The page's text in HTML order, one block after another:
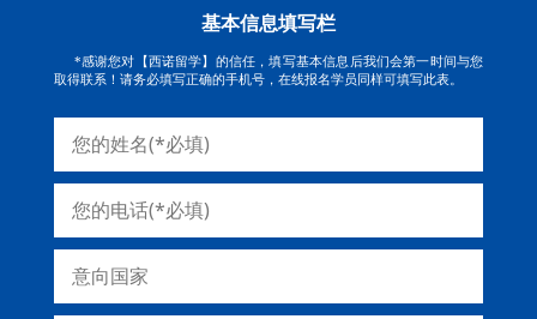
基本信息填写栏
*感谢您对【西诺留学】的信任，填写基本信息后我们会第一时间与您
取得联系！请务必填写正确的手机号，在线报名学员同样可填写此表。